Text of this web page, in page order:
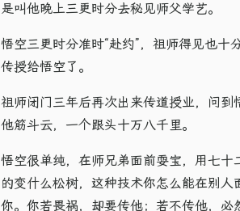
是叫他晚上三更时分去秘见师父学艺。
悟空三更时分准时“赴约”，祖师得见也
传授给悟空了。
祖师闭门三年后再次出来传道授业，问到
他筋斗云，一个跟头十万八千里。
悟空很单纯，在师兄弟面前耍宝，用七
的变什么松树，这种技术你怎么能在别
你。你若畏祸，却要传他；若不传他，必